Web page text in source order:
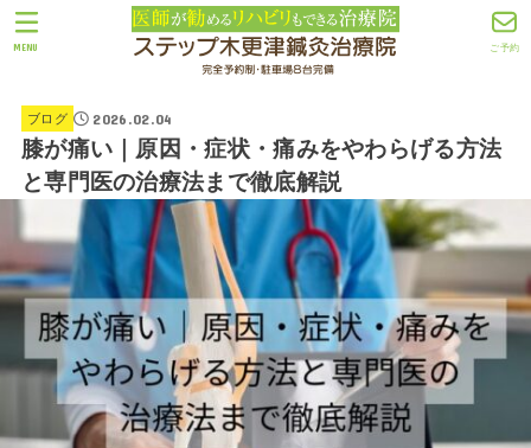
ご予約
MENU
ブログ 2026.02.04
膝が痛い｜原因・症状・痛みをやわらげる方法
と専門医の治療法まで徹底解説